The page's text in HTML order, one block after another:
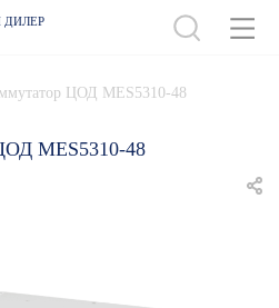
ЦОД MES5310-48
MES5310-48